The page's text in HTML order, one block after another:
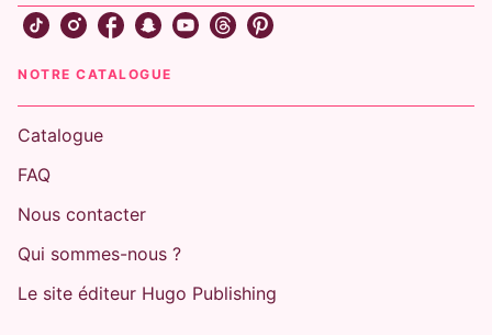
NOTRE CATALOGUE
Catalogue
FAQ
Nous contacter
Qui sommes-nous ?
Le site éditeur Hugo Publishing